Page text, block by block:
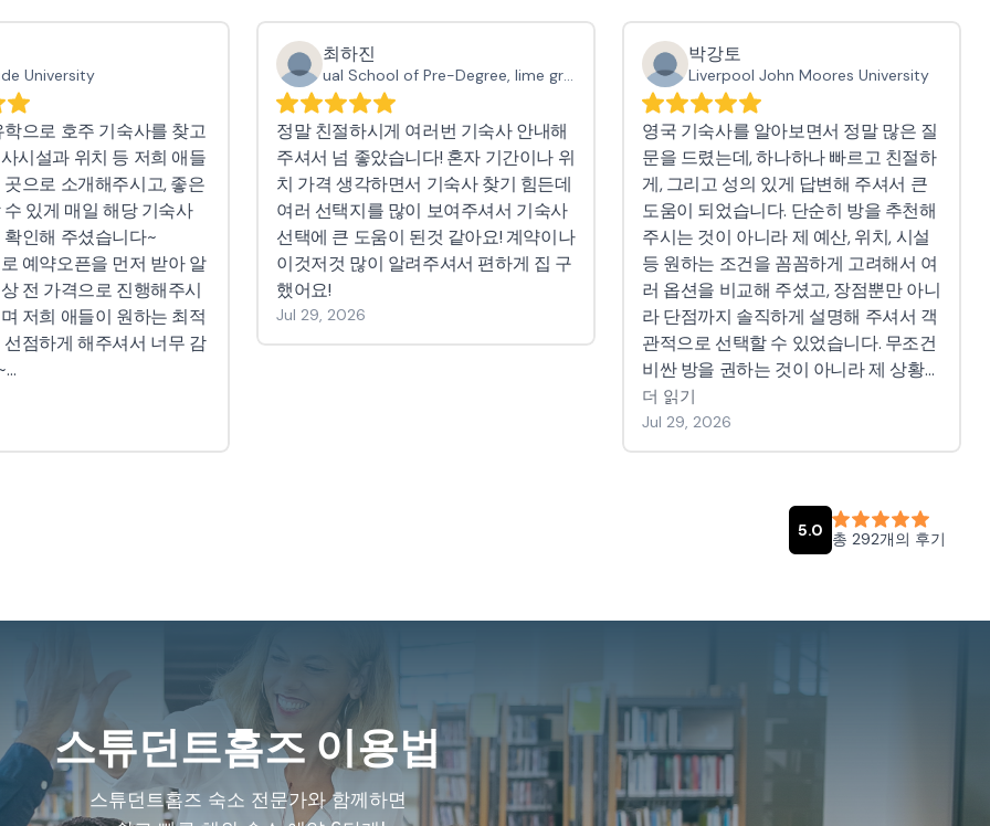
스튜던트홈즈 이용법
스튜던트홈즈 숙소 전문가와 함께하면